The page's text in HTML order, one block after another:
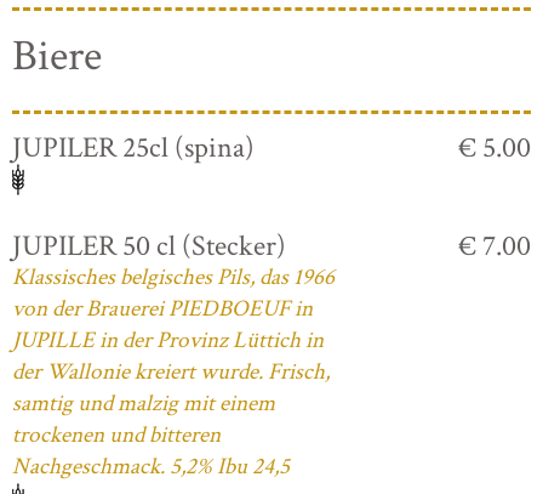
Biere
JUPILER 25cl (spina) € 5.00
JUPILER 50 cl (Stecker)
Klassisches belgisches Pils, das 1966
von der Brauerei PIEDBOEUF in
JUPILLE in der Provinz Lüttich in
der Wallonie kreiert wurde. Frisch,
samtig und malzig mit einem
trockenen und bitteren
Nachgeschmack. 5,2% Ibu 24,5
€ 7.00